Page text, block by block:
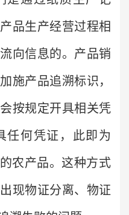
品生产经营过程相
向信息的。产品销
施产品追溯标识，
按规定开具相关凭
任何凭证，此即为
农产品。这种方式
现物证分离、物证